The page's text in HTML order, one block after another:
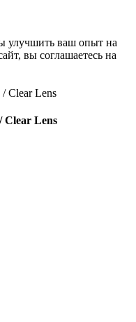
улучшить ваш опыт на
вы соглашаетесь на
Clear Lens